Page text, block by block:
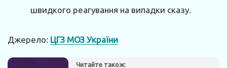
швидкого реагування на випадки сказу.
Джерело: ЦГЗ МОЗ України
Читайте також: